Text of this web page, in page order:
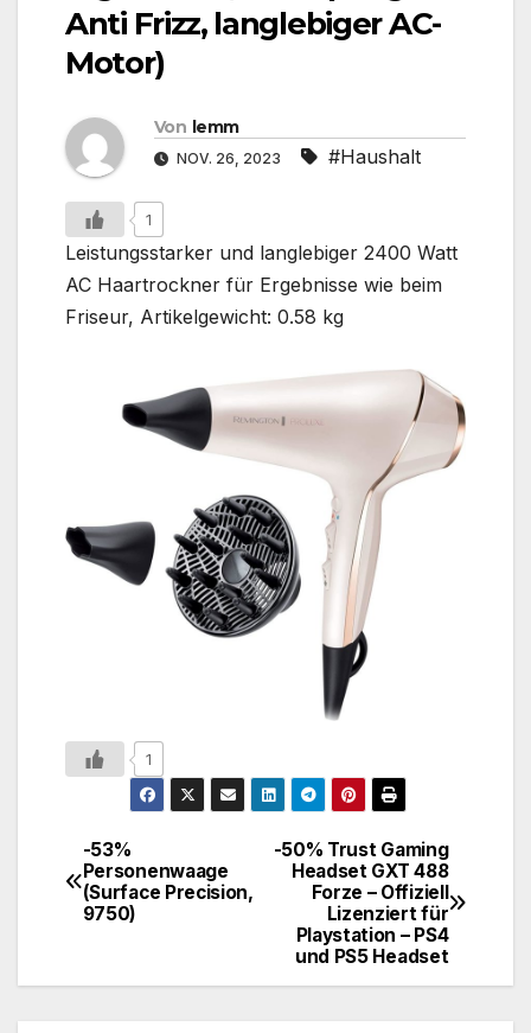
Anti Frizz, langlebiger AC-
Motor)
Von lemm
NOV. 26, 2023 #Haushalt
1
Leistungsstarker und langlebiger 2400 Watt
AC Haartrockner für Ergebnisse wie beim
Friseur, Artikelgewicht: 0.58 kg
1
-50% Trust Gaming
Headset GXT 488
Forze – Offiziell
Lizenziert für
Playstation – PS4
und PS5 Headset
-53%
Personenwaage
(Surface Precision,
9750)